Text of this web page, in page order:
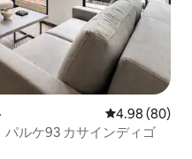
レビュー80件
4.98 (80)
ルケ93 カサインディゴ